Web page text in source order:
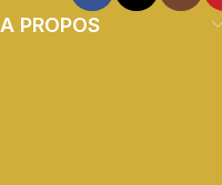
A PROPOS